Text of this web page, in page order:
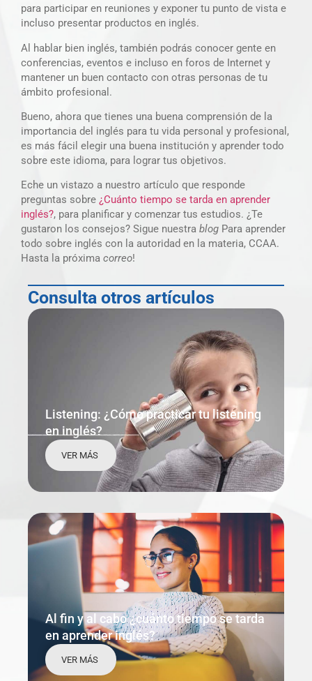
para participar en reuniones y exponer tu punto de vista e
incluso presentar productos en inglés.
Al hablar bien inglés, también podrás conocer gente en
conferencias, eventos e incluso en foros de Internet y
mantener un buen contacto con otras personas de tu
ámbito profesional.
Bueno, ahora que tienes una buena comprensión de la
importancia del inglés para tu vida personal y profesional,
es más fácil elegir una buena institución y aprender todo
sobre este idioma, para lograr tus objetivos.
Eche un vistazo a nuestro artículo que responde
preguntas sobre ¿Cuánto tiempo se tarda en aprender
inglés?, para planificar y comenzar tus estudios. ¿Te
gustaron los consejos? Sigue nuestra blog Para aprender
todo sobre inglés con la autoridad en la materia, CCAA.
Hasta la próxima correo!
Consulta otros artículos
Listening: ¿Cómo practicar tu listening
en inglés?
VER MÁS
Al fin y al cabo ¿cuánto tiempo se tarda
en aprender inglés?
VER MÁS